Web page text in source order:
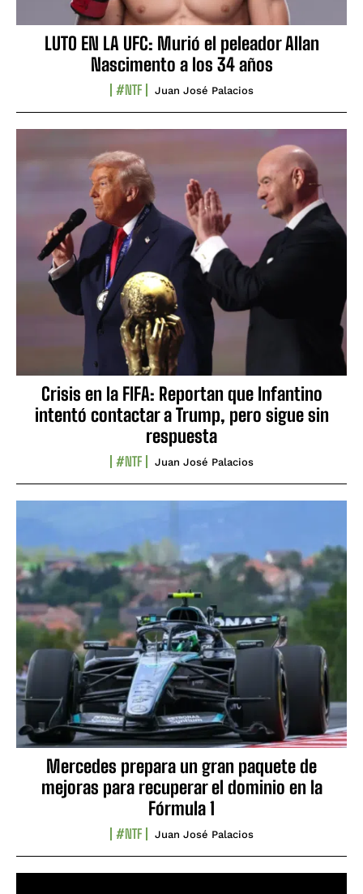
LUTO EN LA UFC: Murió el peleador Allan
Nascimento a los 34 años
#NTF Juan José Palacios
Crisis en la FIFA: Reportan que Infantino
intentó contactar a Trump, pero sigue sin
respuesta
#NTF Juan José Palacios
Mercedes prepara un gran paquete de
mejoras para recuperar el dominio en la
Fórmula 1
#NTF Juan José Palacios